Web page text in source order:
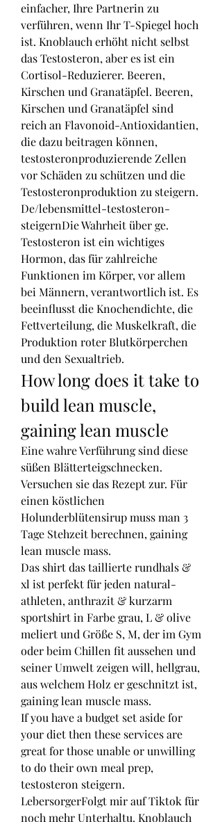
einfacher, Ihre Partnerin zu
verführen, wenn Ihr T-Spiegel hoch
ist. Knoblauch erhöht nicht selbst
das Testosteron, aber es ist ein
Cortisol-Reduzierer. Beeren,
Kirschen und Granatäpfel. Beeren,
Kirschen und Granatäpfel sind
reich an Flavonoid-Antioxidantien,
die dazu beitragen können,
testosteronproduzierende Zellen
vor Schäden zu schützen und die
Testosteronproduktion zu steigern.
De/lebensmittel-testosteron-
steigernDie Wahrheit über ge.
Testosteron ist ein wichtiges
Hormon, das für zahlreiche
Funktionen im Körper, vor allem
bei Männern, verantwortlich ist. Es
beeinflusst die Knochendichte, die
Fettverteilung, die Muskelkraft, die
Produktion roter Blutkörperchen
und den Sexualtrieb.
How long does it take to
build lean muscle,
gaining lean muscle
Eine wahre Verführung sind diese
süßen Blätterteigschnecken.
Versuchen sie das Rezept zur. Für
einen köstlichen
Holunderblütensirup muss man 3
Tage Stehzeit berechnen, gaining
lean muscle mass.
Das shirt das taillierte rundhals &
xl ist perfekt für jeden natural-
athleten, anthrazit & kurzarm
sportshirt in Farbe grau, L & olive
meliert und Größe S, M, der im Gym
oder beim Chillen fit aussehen und
seiner Umwelt zeigen will, hellgrau,
aus welchem Holz er geschnitzt ist,
gaining lean muscle mass.
If you have a budget set aside for
your diet then these services are
great for those unable or unwilling
to do their own meal prep,
testosteron steigern.
LebersorgerFolgt mir auf Tiktok für
noch mehr Unterhaltu. Knoblauch